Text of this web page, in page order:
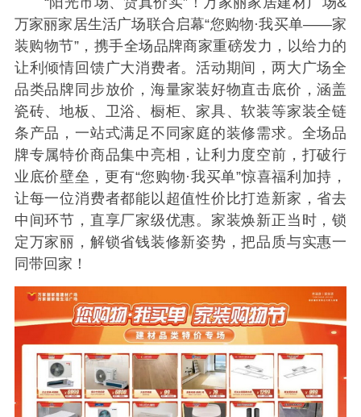
万家丽家居生活广场联合启幕“您购物·我买单——家
装购物节”，携手全场品牌商家重磅发力，以给力的
让利倾情回馈广大消费者。活动期间，两大广场全
品类品牌同步放价，海量家装好物直击底价，涵盖
瓷砖、地板、卫浴、橱柜、家具、软装等家装全链
条产品，一站式满足不同家庭的装修需求。全场品
牌专属特价商品集中亮相，让利力度空前，打破行
业底价壁垒，更有“您购物·我买单”惊喜福利加持，
让每一位消费者都能以超值性价比打造新家，省去
中间环节，直享厂家级优惠。家装焕新正当时，锁
定万家丽，解锁省钱装修新姿势，把品质与实惠一
同带回家！